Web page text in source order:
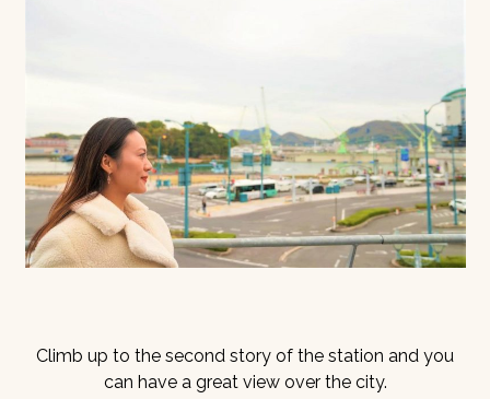
Climb up to the second story of the station and you
can have a great view over the city.